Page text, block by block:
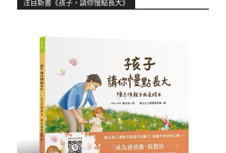
注目新書《孩子，請你慢點長大》